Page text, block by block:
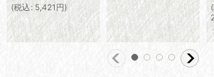
(税込 : 5,421 円)
(